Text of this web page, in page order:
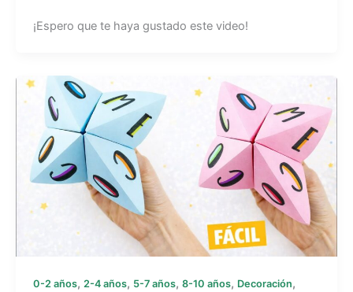
¡Espero que te haya gustado este video!
0-2 años, 2-4 años, 5-7 años, 8-10 años, Decoración,